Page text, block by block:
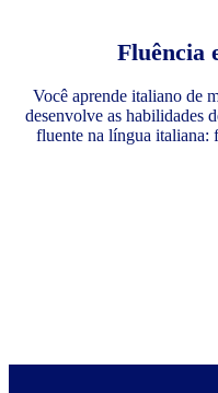
Fluência
Você aprende italiano de
desenvolve as habilidades
fluente na língua italiana: